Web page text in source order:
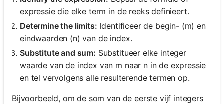
expressie die elke term in de reeks definieert.
Determine the limits: Identificeer de begin- (m) en
eindwaarden (n) van de index.
Substitute and sum: Substitueer elke integer
waarde van de index van m naar n in de expressie
en tel vervolgens alle resulterende termen op.
Bijvoorbeeld, om de som van de eerste vijf integers